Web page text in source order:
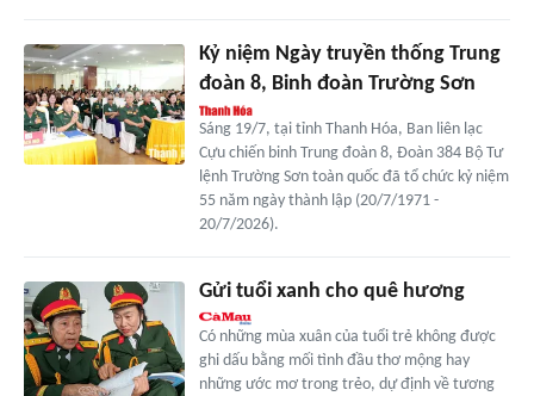
Kỷ niệm Ngày truyền thống Trung
đoàn 8, Binh đoàn Trường Sơn
Sáng 19/7, tại tỉnh Thanh Hóa, Ban liên lạc
Cựu chiến binh Trung đoàn 8, Đoàn 384 Bộ Tư
lệnh Trường Sơn toàn quốc đã tổ chức kỷ niệm
55 năm ngày thành lập (20/7/1971 -
20/7/2026).
Gửi tuổi xanh cho quê hương
Có những mùa xuân của tuổi trẻ không được
ghi dấu bằng mối tình đầu thơ mộng hay
những ước mơ trong trẻo, dự định về tương